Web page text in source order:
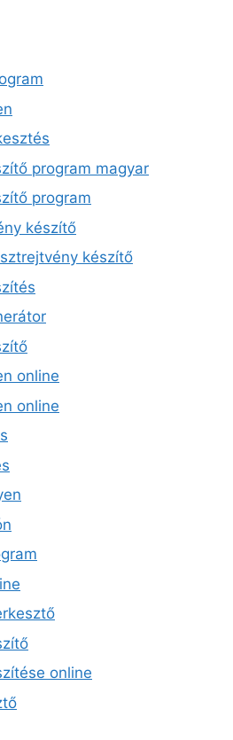
program magyar
program
készítő
készítő
online
online
online